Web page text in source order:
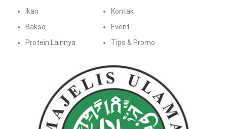
Ikan
Bakso
Protein Lainnya
Kontak
Event
Tips & Promo